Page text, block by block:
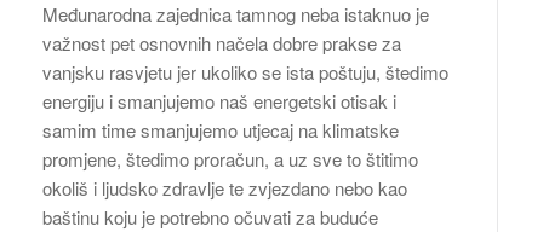
Međunarodna zajednica tamnog neba istaknuo je
važnost pet osnovnih načela dobre prakse za
vanjsku rasvjetu jer ukoliko se ista poštuju, štedimo
energiju i smanjujemo naš energetski otisak i
samim time smanjujemo utjecaj na klimatske
promjene, štedimo proračun, a uz sve to štitimo
okoliš i ljudsko zdravlje te zvjezdano nebo kao
baštinu koju je potrebno očuvati za buduće